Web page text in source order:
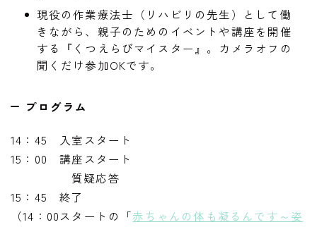
現役の作業療法士（リハビリの先生）として働
きながら、親子のためのイベントや講座を開催
する『くつえらびマイスター』。カメラオフの
聞くだけ参加OKです。
プログラム
14：45 入室スタート
15：00 講座スタート
質疑応答
15：45 終了
（14：00スタートの「赤ちゃんの体も凝るんです～姿